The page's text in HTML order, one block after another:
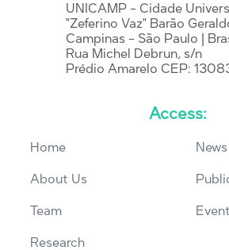
UNICAMP - Cidade
"Zeferino Vaz" Barão
Campinas - São Paulo |
Rua Michel Debrun, s/n
Prédio Amarelo CEP:
Access:
Home
About Us
Team
Research
News